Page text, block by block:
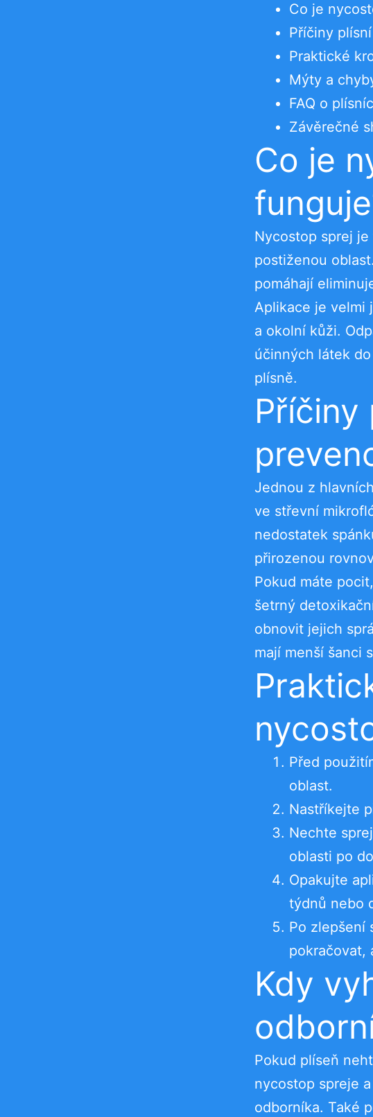
Co je
Příčiny
Praktické
Mýty a
FAQ o
Závěrečné
Co je
Nycostop sprej
postiženou
pomáhají
Aplikace je velmi
a okolní kůži.
účinných látek
plísně.
Příčiny
Jednou z
ve střevní
nedostatek
přirozenou
Pokud máte
šetrný
obnovit jejich
mají menší šanci
Před
oblast.
Nastříkejte
Nechte
oblasti po
Opakujte
týdnů nebo
Po zlepšení
pokračovat,
Kdy
Pokud plíseň
nycostop spreje
odborníka. Také